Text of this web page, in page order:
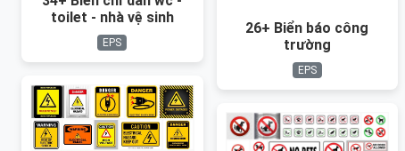
toilet - nhà vệ sinh
EPS
26+ Biển báo công
trường
EPS